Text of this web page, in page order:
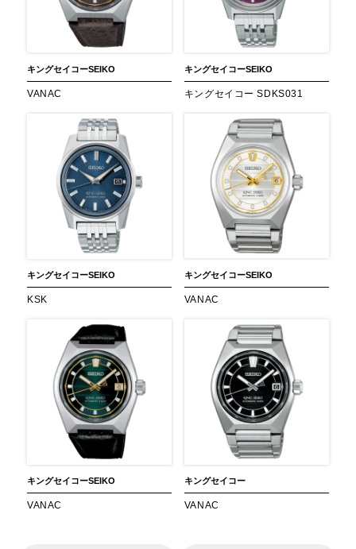
キングセイコーSEIKO
VANAC
キングセイコーSEIKO
キングセイコー SDKS031
キングセイコーSEIKO
KSK
キングセイコーSEIKO
VANAC
キングセイコーSEIKO
VANAC
キングセイコー
VANAC